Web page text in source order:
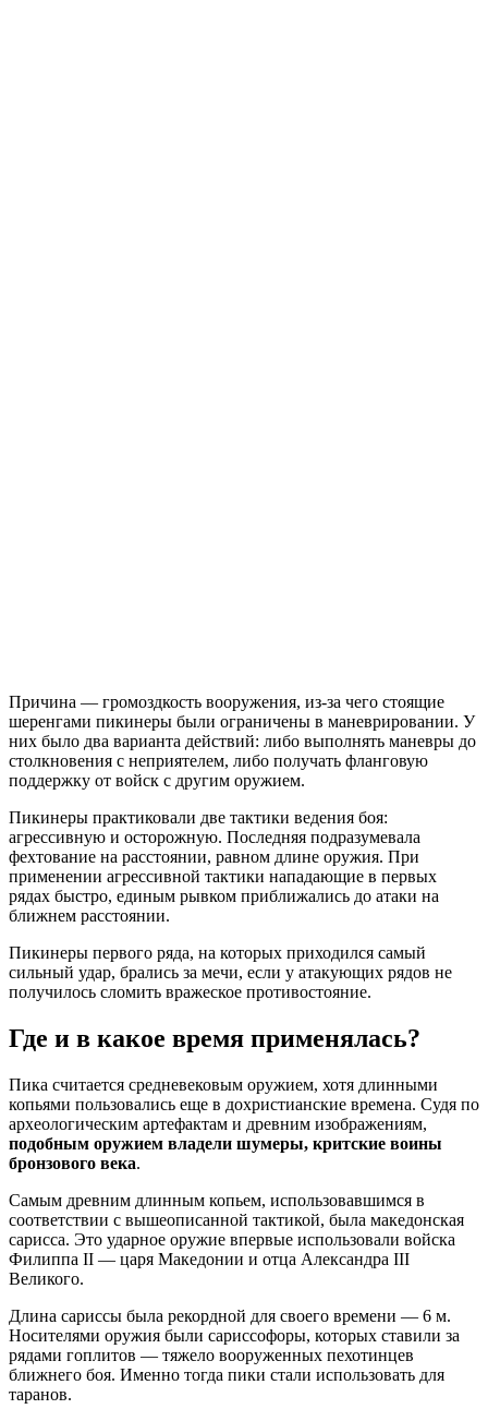
Причина — громоздкость вооружения, из-за чего стоящие
шеренгами пикинеры были ограничены в маневрировании. У
них было два варианта действий: либо выполнять маневры до
столкновения с неприятелем, либо получать фланговую
поддержку от войск с другим оружием.
Пикинеры практиковали две тактики ведения боя:
агрессивную и осторожную. Последняя подразумевала
фехтование на расстоянии, равном длине оружия. При
применении агрессивной тактики нападающие в первых
рядах быстро, единым рывком приближались до атаки на
ближнем расстоянии.
Пикинеры первого ряда, на которых приходился самый
сильный удар, брались за мечи, если у атакующих рядов не
получилось сломить вражеское противостояние.
Где и в какое время применялась?
Пика считается средневековым оружием, хотя длинными
копьями пользовались еще в дохристианские времена. Судя по
археологическим артефактам и древним изображениям,
подобным оружием владели шумеры, критские воины
бронзового века.
Самым древним длинным копьем, использовавшимся в
соответствии с вышеописанной тактикой, была македонская
сарисса. Это ударное оружие впервые использовали войска
Филиппа II — царя Македонии и отца Александра III
Великого.
Длина сариссы была рекордной для своего времени — 6 м.
Носителями оружия были сариссофоры, которых ставили за
рядами гоплитов — тяжело вооруженных пехотинцев
ближнего боя. Именно тогда пики стали использовать для
таранов.